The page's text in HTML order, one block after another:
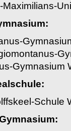
Maximilians-
Gymnasium
Schule